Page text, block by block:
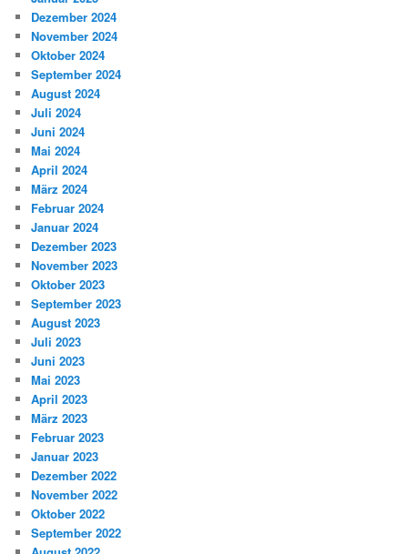
Dezember 2024
November 2024
Oktober 2024
September 2024
August 2024
Juli 2024
Juni 2024
Mai 2024
April 2024
März 2024
Februar 2024
Januar 2024
Dezember 2023
November 2023
Oktober 2023
September 2023
August 2023
Juli 2023
Juni 2023
Mai 2023
April 2023
März 2023
Februar 2023
Januar 2023
Dezember 2022
November 2022
Oktober 2022
September 2022